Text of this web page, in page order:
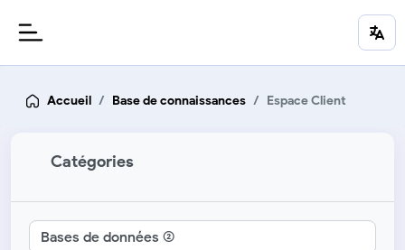
Accueil Base de connaissances Espace Client
Catégories